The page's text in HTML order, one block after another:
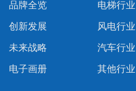
品牌全览
创新发展
未来战略
电子画册
电梯行业
风电行业
汽车行业
其他行业